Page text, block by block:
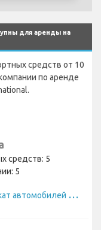
для аренды на
средств от 10
по аренде
средств: 5
5
П
росмотреть прокат автомобилей Nissan